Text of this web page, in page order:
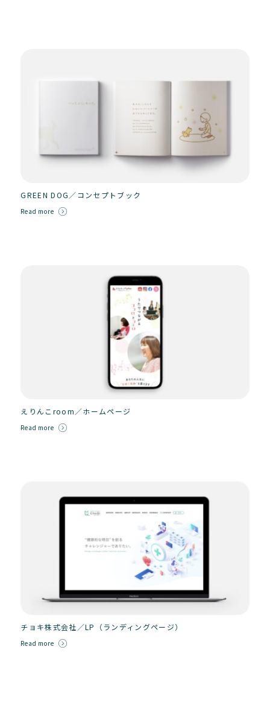
GREEN DOG／コンセプトブック
Read more
えりんこroom／ホームページ
Read more
チョキ株式会社／LP（ランディングページ）
Read more